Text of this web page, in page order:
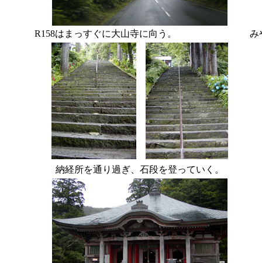
R158はまっすぐに大山寺に向う。 み
納経所を通り過ぎ、石段を登っていく。